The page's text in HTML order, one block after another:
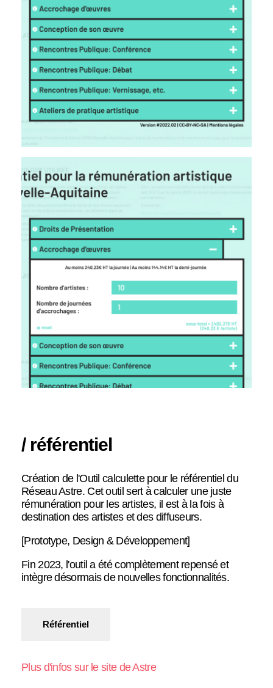
/ référentiel
Création de l'Outil calculette pour le référentiel du
Réseau Astre. Cet outil sert à calculer une juste
rémunération pour les artistes, il est à la fois à
destination des artistes et des diffuseurs.
[Prototype, Design & Développement]
Fin 2023, l'outil a été complètement repensé et
intègre désormais de nouvelles fonctionnalités.
Référentiel
Plus d'infos sur le site de Astre